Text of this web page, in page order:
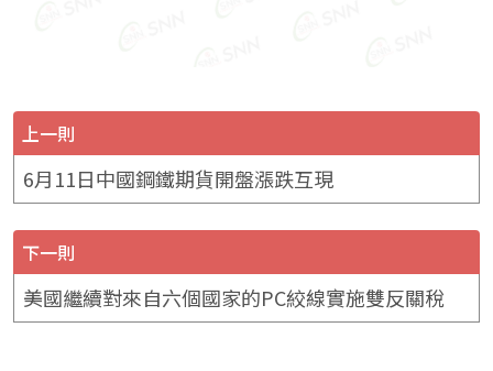
上一則
6月11日中國鋼鐵期貨開盤漲跌互現
下一則
美國繼續對來自六個國家的PC絞線實施雙反關稅